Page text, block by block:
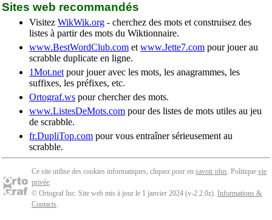
Sites web recommandés
Visitez WikWik.org - cherchez des mots et construisez des
listes à partir des mots du Wiktionnaire.
www.BestWordClub.com et www.Jette7.com pour jouer au
scrabble duplicate en ligne.
1Mot.net pour jouer avec les mots, les anagrammes, les
suffixes, les préfixes, etc.
Ortograf.ws pour chercher des mots.
www.ListesDeMots.com pour des listes de mots utiles au jeu
de scrabble.
fr.DupliTop.com pour vous entraîner sérieusement au
scrabble.
Ce site utilise des cookies informatiques, cliquez pour en savoir plus. Politique vie
privée.
© Ortograf Inc. Site web mis à jour le 1 janvier 2024 (v-2.2.0z). Informations &
Contacts.